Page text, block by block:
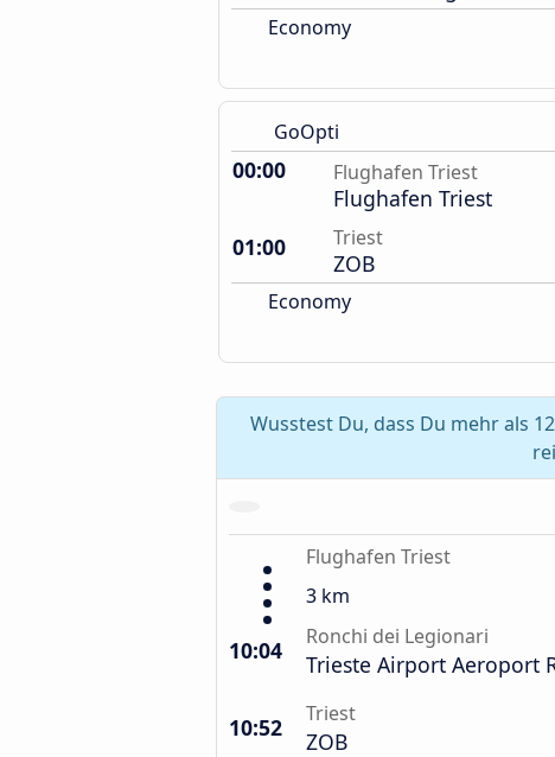
Economy
GoOpti
00:00 Flughafen Triest
Flughafen Triest
01:00
Triest
ZOB
Economy
Wusstest Du, dass Du mehr als
Flughafen Triest
3 km
10:04 Ronchi dei Legionari
Trieste Airport Aeroport
10:52 Triest
ZOB